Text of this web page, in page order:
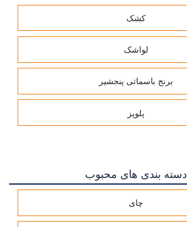
کشک
لواشک
برنج باسماتی پنجشیر
پلوپز
دسته بندی های محبوب
چای